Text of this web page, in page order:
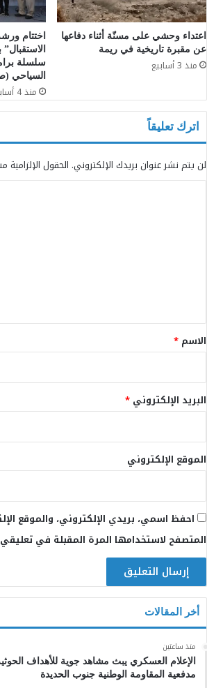
اعتداء وحشي على مسنّة أثناء دفاعها
عن مقبرة تاريخية في ريمة
منذ 3 أسابيع
اختتام
سلسلة
السياحي
منذ 4 أسابيع
اترك تعليقاً
لن يتم نشر عنوان بريدك الإلكتروني. الحقول الإلزامية
*
الاسم *
البريد الإلكتروني *
الموقع الإلكتروني
احفظ اسمي، بريدي الإلكتروني، والموقع
المتصفح لاستخدامها المرة المقبلة في
أخر المقالات
منذ ساعتين
الإعلام العسكري يبث مشاهد جوية للأهداف
مدفعية المقاومة الوطنية جنوب الحديدة